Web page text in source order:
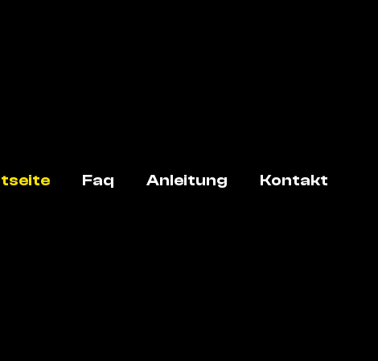
Faq Anleitung Kontakt